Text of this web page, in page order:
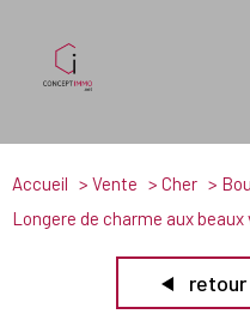
Accueil Vente Cher
Longere de charme aux